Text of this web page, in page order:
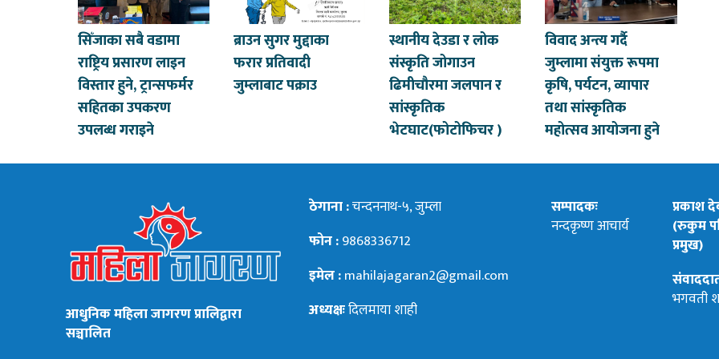
सिँजाका सबै वडामा
राष्ट्रिय प्रसारण लाइन
विस्तार हुने, ट्रान्सफर्मर
सहितका उपकरण
उपलब्ध गराइने
ब्राउन सुगर मुद्दाका
फरार प्रतिवादी
जुम्लाबाट पक्राउ
स्थानीय देउडा र लोक
संस्कृति जोगाउन
ढिमीचौरमा जलपान र
सांस्कृतिक
भेटघाट(फोटोफिचर )
विवाद अन्त्य गर्दै
जुम्लामा संयुक्त रूपमा
कृषि, पर्यटन, व्यापार
तथा सांस्कृतिक
महोत्सव आयोजना हुने
आधुनिक महिला जागरण प्रालिद्वारा
सञ्चालित
ठेगाना :चन्दननाथ-५, जुम्ला
फोन :9868336712
इमेल :mahilajagaran2@gmail.com
अध्यक्षःदिलमाया शाही
सम्पादकः
नन्दकृष्ण आचार्य
प्रकाश
(रुकुम
प्रमुख)
भगवती